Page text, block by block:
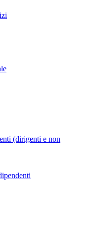
(dirigenti e non